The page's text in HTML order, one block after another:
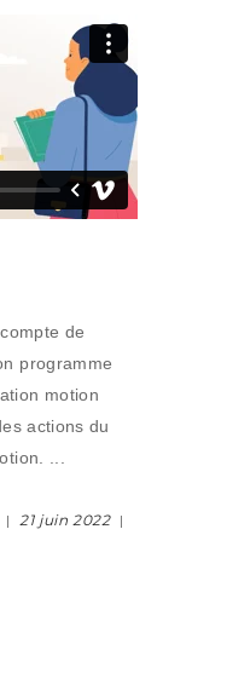
de
programme
motion
actions du
21 juin 2022